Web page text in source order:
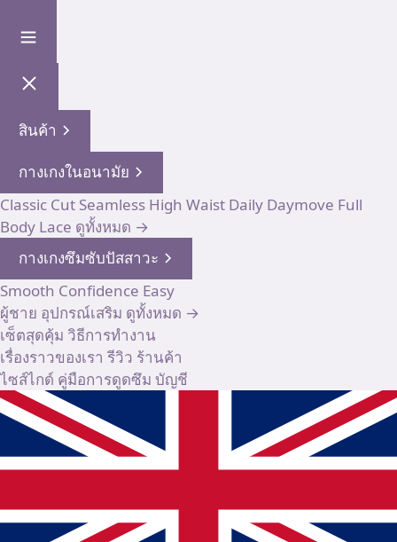
สินค้า
กางเกงในอนามัย
Classic Cut Seamless High Waist Daily Daymove Full
Body Lace ดูทั้งหมด →
กางเกงซึมซับปัสสาวะ
Smooth Confidence Easy
ผู้ชาย อุปกรณ์เสริม ดูทั้งหมด →
เซ็ตสุดคุ้ม วิธีการทำงาน
เรื่องราวของเรา รีวิว ร้านค้า
ไซส์ไกด์ คู่มือการดูดซึม บัญชี